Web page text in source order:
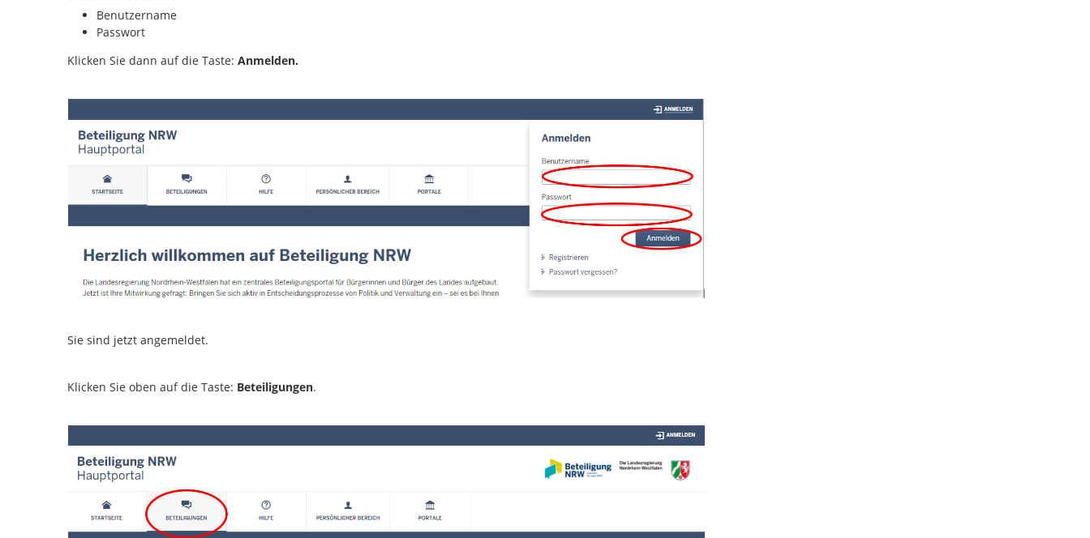
Benutzername
Passwort
Klicken Sie dann auf die Taste: Anmelden.
Sie sind jetzt angemeldet.
Klicken Sie oben auf die Taste: Beteiligungen.